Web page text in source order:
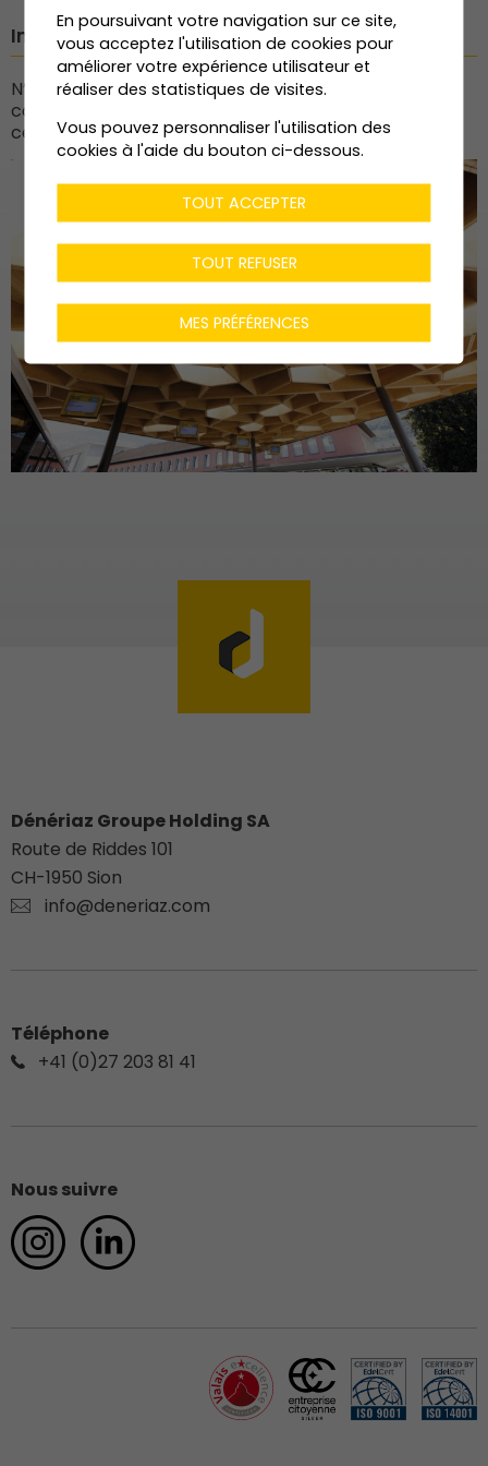
Intéressé-e ?
N’hésitez pas à nous faire parvenir votre dossier
complet (CV, lettre de motivation, diplômes et
certificats) à l’adressermi@deneriaz.com.
Dénériaz Groupe Holding SA
Route de Riddes 101
CH-1950 Sion
info@deneriaz.com
Téléphone
+41 (0)27 203 81 41
Nous suivre
En poursuivant votre navigation sur ce site,
vous acceptez l'utilisation de cookies pour
améliorer votre expérience utilisateur et
réaliser des statistiques de visites.
Vous pouvez personnaliser l'utilisation des
cookies à l'aide du bouton ci-dessous.
TOUT ACCEPTER
TOUT REFUSER
MES PRÉFÉRENCES